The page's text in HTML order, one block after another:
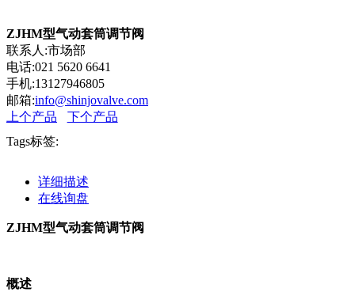
ZJHM型气动套筒调节阀
联系人:市场部
电话:021 5620 6641
手机:13127946805
邮箱:info@shinjovalve.com
上个产品
下个产品
Tags标签:
详细描述
在线询盘
ZJHM型气动套筒调节阀
概述